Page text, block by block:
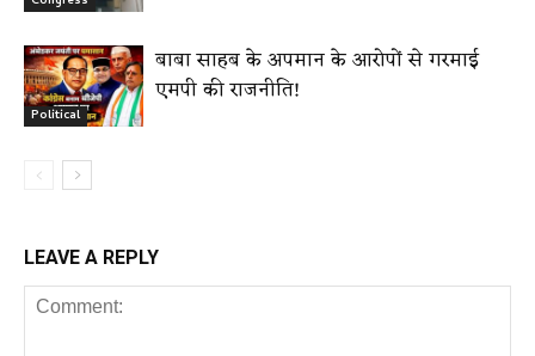
Political
बाबा साहब के अपमान के आरोपों से गरमाई
एमपी की राजनीति!
LEAVE A REPLY